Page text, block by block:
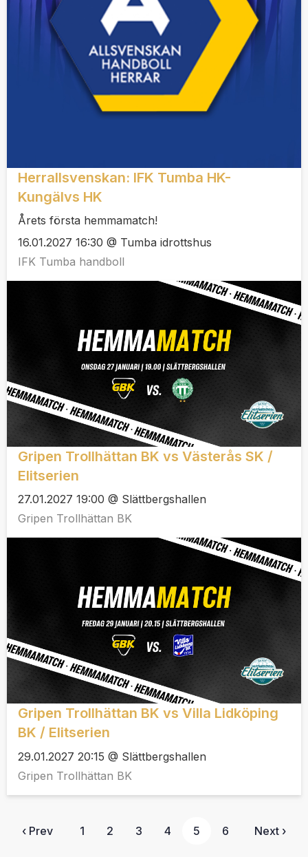
Herrallsvenskan: IFK Tumba HK-
Kungälvs HK
Årets första hemmamatch!
16.01.2027 16:30 @ Tumba idrottshus
IFK Tumba handboll
Gripen Trollhättan BK vs Västerås SK /
Elitserien
27.01.2027 19:00 @ Slättbergshallen
Gripen Trollhättan BK
Gripen Trollhättan BK vs Villa Lidköping
BK / Elitserien
29.01.2027 20:15 @ Slättbergshallen
Gripen Trollhättan BK
‹ Prev 1 2 3 4 5 6 Next ›